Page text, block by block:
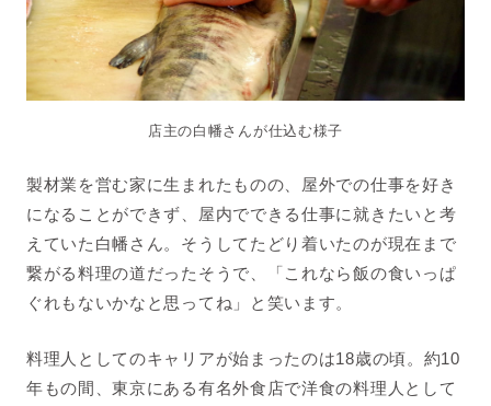
店主の白幡さんが仕込む様子
製材業を営む家に生まれたものの、屋外での仕事を好き
になることができず、屋内でできる仕事に就きたいと考
えていた白幡さん。そうしてたどり着いたのが現在まで
繋がる料理の道だったそうで、「これなら飯の食いっぱ
ぐれもないかなと思ってね」と笑います。
料理人としてのキャリアが始まったのは18歳の頃。約10
年もの間、東京にある有名外食店で洋食の料理人として